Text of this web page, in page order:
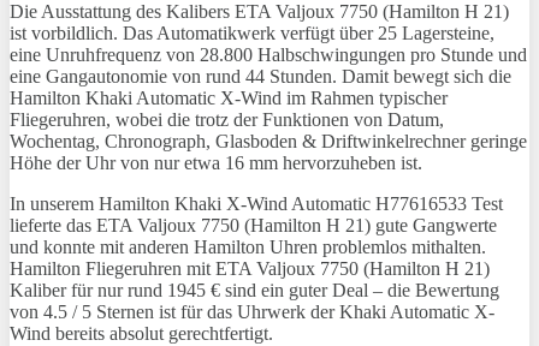
Die Ausstattung des Kalibers ETA Valjoux 7750 (Hamilton H 21)
ist vorbildlich. Das Automatikwerk verfügt über 25 Lagersteine,
eine Unruhfrequenz von 28.800 Halbschwingungen pro Stunde und
eine Gangautonomie von rund 44 Stunden. Damit bewegt sich die
Hamilton Khaki Automatic X-Wind im Rahmen typischer
Fliegeruhren, wobei die trotz der Funktionen von Datum,
Wochentag, Chronograph, Glasboden & Driftwinkelrechner geringe
Höhe der Uhr von nur etwa 16 mm hervorzuheben ist.
In unserem Hamilton Khaki X-Wind Automatic H77616533 Test
lieferte das ETA Valjoux 7750 (Hamilton H 21) gute Gangwerte
und konnte mit anderen Hamilton Uhren problemlos mithalten.
Hamilton Fliegeruhren mit ETA Valjoux 7750 (Hamilton H 21)
Kaliber für nur rund 1945 € sind ein guter Deal – die Bewertung
von 4.5 / 5 Sternen ist für das Uhrwerk der Khaki Automatic X-
Wind bereits absolut gerechtfertigt.